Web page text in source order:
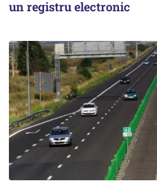
un registru electronic